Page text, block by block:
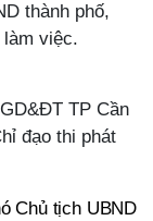
thành phố,
việc.
TP Cần
đạo thi phát
Chủ tịch UBND